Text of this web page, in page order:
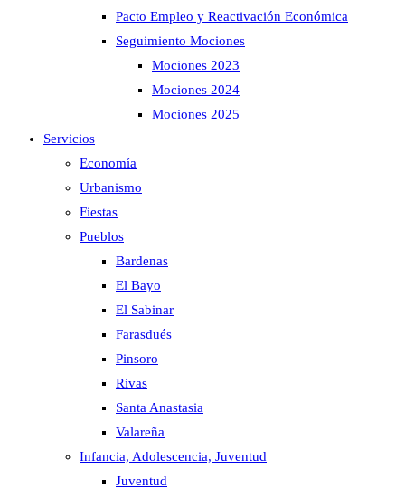
Pacto Empleo y Reactivación Económica
Seguimiento Mociones
Mociones 2023
Mociones 2024
Mociones 2025
Servicios
Economía
Urbanismo
Fiestas
Pueblos
Bardenas
El Bayo
El Sabinar
Farasdués
Pinsoro
Rivas
Santa Anastasia
Valareña
Infancia, Adolescencia, Juventud
Juventud